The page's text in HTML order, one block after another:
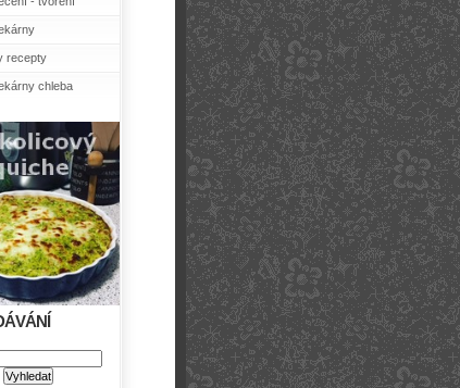
recepty
chleba